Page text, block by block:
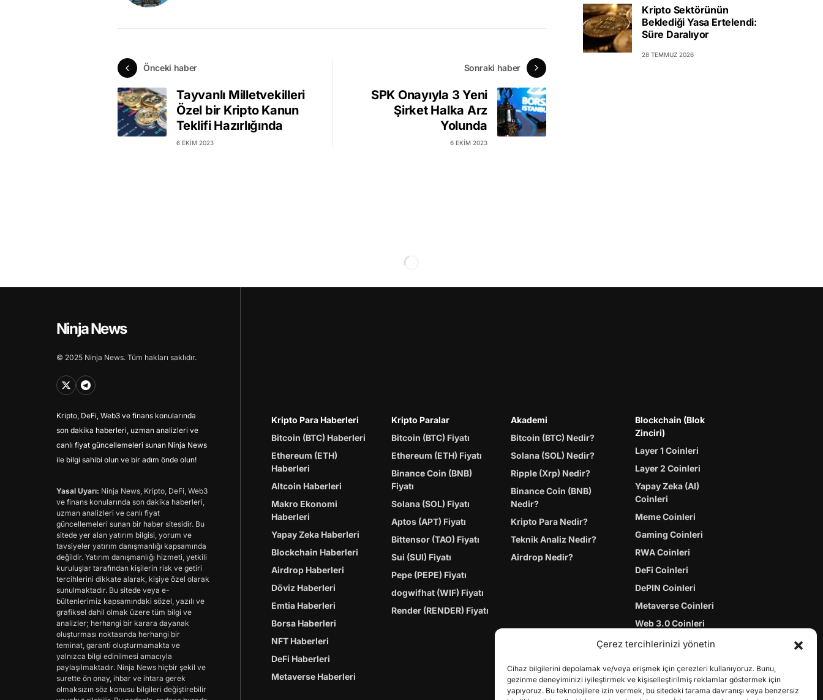
Çerez tercihlerinizi yönetin
Cihaz bilgilerini depolamak ve/veya erişmek için çerezleri kullanıyoruz. Bunu,
gezinme deneyiminizi iyileştirmek ve kişiselleştirilmiş reklamlar göstermek için
yapıyoruz. Bu teknolojilere izin vermek, bu sitedeki tarama davranışı veya benzersiz
Önceki haber
Tayvanlı Milletvekilleri
Özel bir Kripto Kanun
Teklifi Hazırlığında
6 EKIM 2023
Sonraki haber
SPK Onayıyla 3 Yeni
Şirket Halka Arz
Yolunda
6 EKIM 2023
Kripto Sektörünün
Beklediği Yasa Ertelendi:
Süre Daralıyor
28 TEMMUZ 2026
Ninja News
© 2025 Ninja News. Tüm hakları saklıdır.
Kripto, DeFi, Web3 ve finans konularında
son dakika haberleri, uzman analizleri ve
canlı fiyat güncellemeleri sunan Ninja News
ile bilgi sahibi olun ve bir adım önde olun!
Yasal Uyarı: Ninja News, Kripto, DeFi, Web3
ve finans konularında son dakika haberleri,
uzman analizleri ve canlı fiyat
güncellemeleri sunan bir haber sitesidir. Bu
sitede yer alan yatırım bilgisi, yorum ve
tavsiyeler yatırım danışmanlığı kapsamında
değildir. Yatırım danışmanlığı hizmeti, yetkili
kuruluşlar tarafından kişilerin risk ve getiri
tercihlerini dikkate alarak, kişiye özel olarak
sunulmaktadır. Bu sitede veya e-
bültenlerimiz kapsamındaki sözel, yazılı ve
grafiksel dahil olmak üzere tüm bilgi ve
analizler; herhangi bir karara dayanak
oluşturması noktasında herhangi bir
teminat, garanti oluşturmamakta ve
yalnızca bilgi edinilmesi amacıyla
paylaşılmaktadır. Ninja News hiçbir şekil ve
surette ön onay, ihbar ve ihtara gerek
olmaksızın söz konusu bilgileri değiştirebilir
Kripto Para Haberleri
Bitcoin (BTC) Haberleri
Ethereum (ETH)
Haberleri
Altcoin Haberleri
Makro Ekonomi
Haberleri
Yapay Zeka Haberleri
Blockchain Haberleri
Airdrop Haberleri
Döviz Haberleri
Emtia Haberleri
Borsa Haberleri
NFT Haberleri
DeFi Haberleri
Metaverse Haberleri
Kripto Paralar
Bitcoin (BTC) Fiyatı
Ethereum (ETH) Fiyatı
Binance Coin (BNB)
Fiyatı
Solana (SOL) Fiyatı
Aptos (APT) Fiyatı
Bittensor (TAO) Fiyatı
Sui (SUI) Fiyatı
Pepe (PEPE) Fiyatı
dogwifhat (WIF) Fiyatı
Render (RENDER) Fiyatı
Akademi
Bitcoin (BTC) Nedir?
Solana (SOL) Nedir?
Ripple (Xrp) Nedir?
Binance Coin (BNB)
Nedir?
Kripto Para Nedir?
Teknik Analiz Nedir?
Airdrop Nedir?
Blockchain (Blok
Zinciri)
Layer 1 Coinleri
Layer 2 Coinleri
Yapay Zeka (AI)
Coinleri
Meme Coinleri
Gaming Coinleri
RWA Coinleri
DeFi Coinleri
DePIN Coinleri
Metaverse Coinleri
Web 3.0 Coinleri
Coin Türevleri